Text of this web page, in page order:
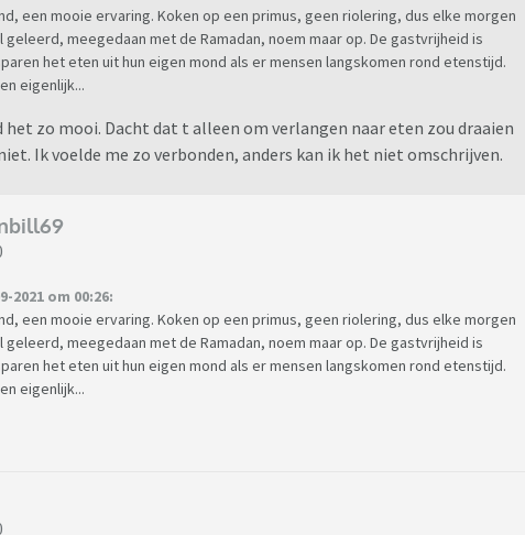
een mooie ervaring. Koken op een primus, geen riolering, dus elke morgen
meegedaan met de Ramadan, noem maar op. De gastvrijheid is
het eten uit hun eigen mond als er mensen langskomen rond etenstijd.
eigenlijk...
het zo mooi. Dacht dat t alleen om verlangen naar eten zou draaien
Ik voelde me zo verbonden, anders kan ik het niet omschrijven.
2021 om 00:26:
een mooie ervaring. Koken op een primus, geen riolering, dus elke morgen
meegedaan met de Ramadan, noem maar op. De gastvrijheid is
het eten uit hun eigen mond als er mensen langskomen rond etenstijd.
eigenlijk...